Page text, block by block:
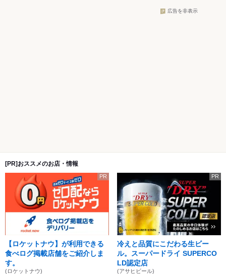
広告を非表示
[PR]おススメのお店・情報
PR
【ロケットナウ】が利用できる
食べログ掲載店舗をご紹介しま
す。
(ロケットナウ)
PR
冷えと品質にこだわる生ビー
ル。スーパードライ SUPERCO
LD認定店
(アサヒビール)